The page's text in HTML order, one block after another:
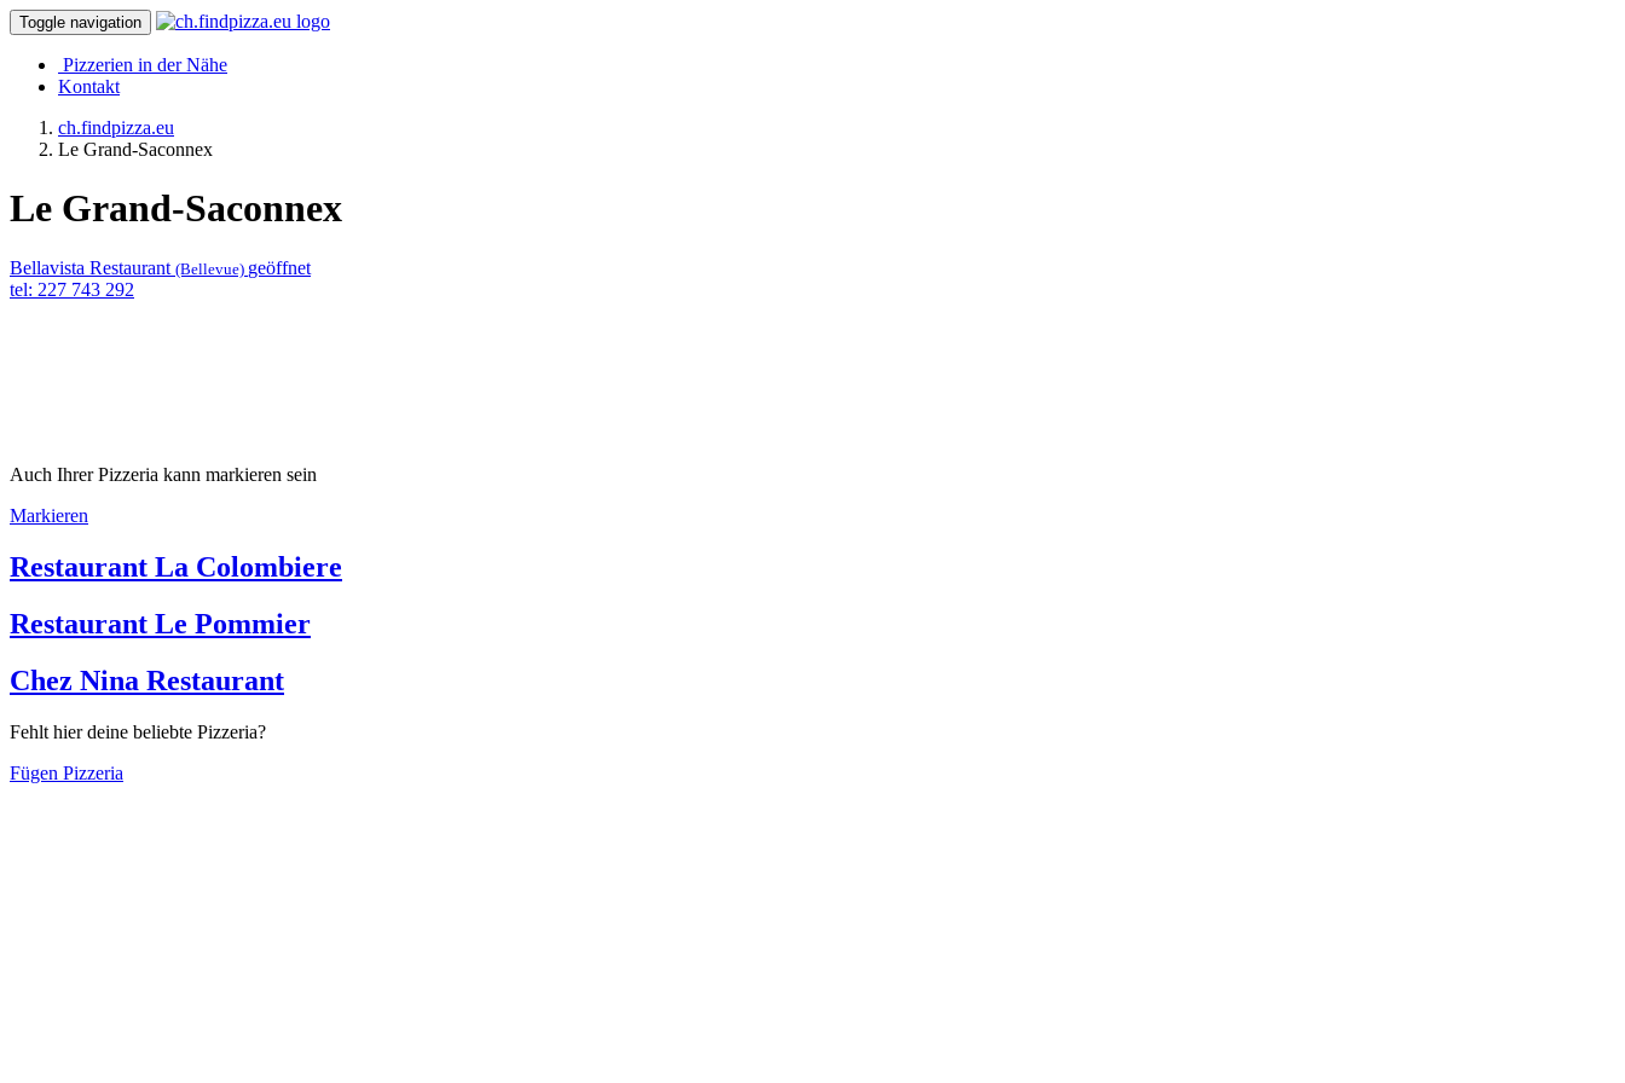
Toggle navigation
Pizzerien in der Nähe
Kontakt
ch.findpizza.eu
Le Grand-Saconnex
Le Grand-Saconnex
Bellavista Restaurant (Bellevue) geöffnet
tel: 227 743 292
Auch Ihrer Pizzeria kann markieren sein
Markieren
Restaurant La Colombiere
Restaurant Le Pommier
Chez Nina Restaurant
Fehlt hier deine beliebte Pizzeria?
Fügen Pizzeria